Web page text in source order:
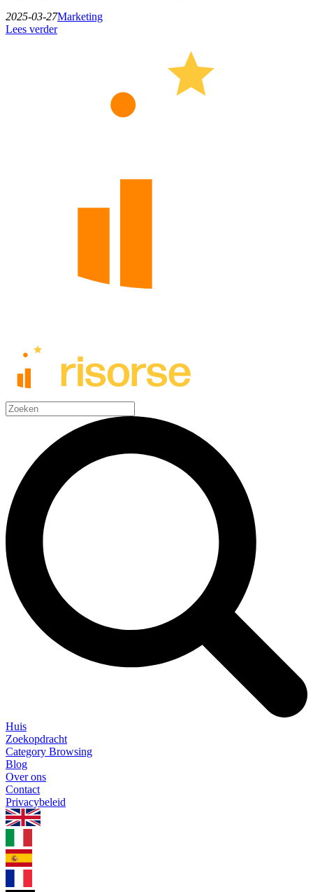
2025-03-27Marketing
Lees verder
Huis
Zoekopdracht
Category Browsing
Blog
Over ons
Contact
Privacybeleid